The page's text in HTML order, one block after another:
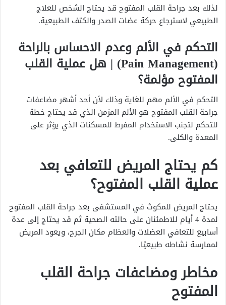
لذلك بعد جراحة القلب المفتوح قد يحتاج الشخص للعلاج
الطبيعي لاسترجاع حركة عضات الصدر والكتف الطبيعية.
التحكم في الألم وعدم الاحساس بالراحة
(Pain Management) | هل عملية القلب
المفتوح مؤلمة؟
التحكم في الألم مهم للغاية وذلك لأن أحد أشهر مضاعفات
جراحة القلب المفتوح هو الألم المزمن الذي قد يحتاج خطة
للتحكم لتجنب الاستخدام المفرط للمسكنات الذي يؤثر على
المعدة والكلى.
كم يحتاج المريض للتعافي بعد
عملية القلب المفتوح؟
يحتاج المريض للمكوث في المستشفى بعد جراحة القلب المفتوح
لمدة 4 أيام للاطمئنان على حالته الصحية ثم قد يحتاج إلى عدة
أسابيع للتعافي العضلات والعظام مكان الجرح، ويعود المريض
لممارسة نشاطه طبيعيًا.
مخاطر ومضاعفات جراحة القلب
المفتوح